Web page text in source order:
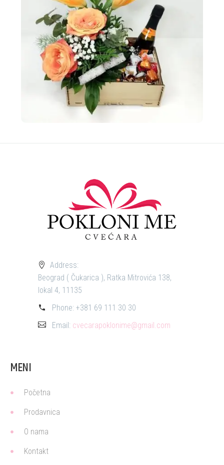
Address:
Beograd ( Čukarica ), Ratka Mitrovića 138,
lokal 4, 11135
Phone: +381 69 111 30 30
Email: cvecarapoklonime@gmail.com
MENI
Početna
Prodavnica
O nama
Kontakt